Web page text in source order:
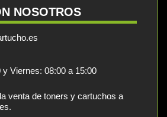
NOSOTROS
y Viernes: 08:00 a 15:00
venta de toners y cartuchos a